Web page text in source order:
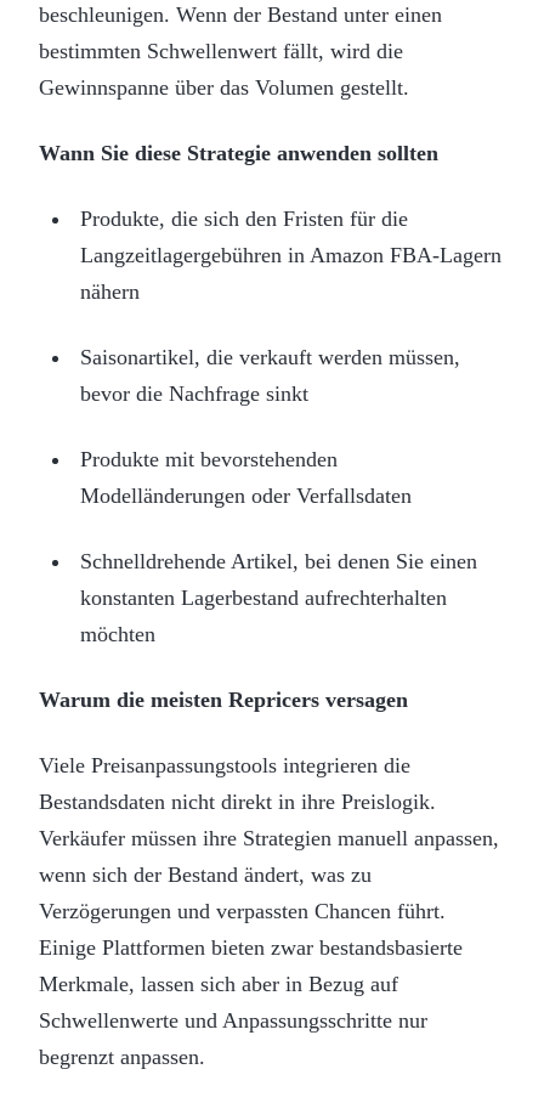
beschleunigen. Wenn der Bestand unter einen
bestimmten Schwellenwert fällt, wird die
Gewinnspanne über das Volumen gestellt.
Wann Sie diese Strategie anwenden sollten
Produkte, die sich den Fristen für die
Langzeitlagergebühren in Amazon FBA-Lagern
nähern
Saisonartikel, die verkauft werden müssen,
bevor die Nachfrage sinkt
Produkte mit bevorstehenden
Modelländerungen oder Verfallsdaten
Schnelldrehende Artikel, bei denen Sie einen
konstanten Lagerbestand aufrechterhalten
möchten
Warum die meisten Repricers versagen
Viele Preisanpassungstools integrieren die
Bestandsdaten nicht direkt in ihre Preislogik.
Verkäufer müssen ihre Strategien manuell anpassen,
wenn sich der Bestand ändert, was zu
Verzögerungen und verpassten Chancen führt.
Einige Plattformen bieten zwar bestandsbasierte
Merkmale, lassen sich aber in Bezug auf
Schwellenwerte und Anpassungsschritte nur
begrenzt anpassen.